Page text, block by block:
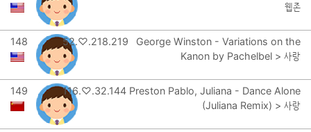
웹존
148 52.♡.218.219
George Winston - Variations on the
Kanon by Pachelbel > 사랑
149 116.♡.32.144 Preston Pablo, Juliana - Dance Alone
(Juliana Remix) > 사랑